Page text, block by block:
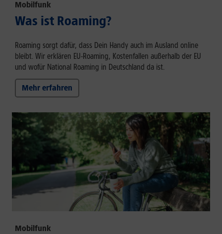
Mobilfunk
Was ist Roaming?
Roaming sorgt dafür, dass Dein Handy auch im Ausland online
bleibt. Wir erklären EU-Roaming, Kostenfallen außerhalb der EU
und wofür National Roaming in Deutschland da ist.
Mehr erfahren
Mobilfunk